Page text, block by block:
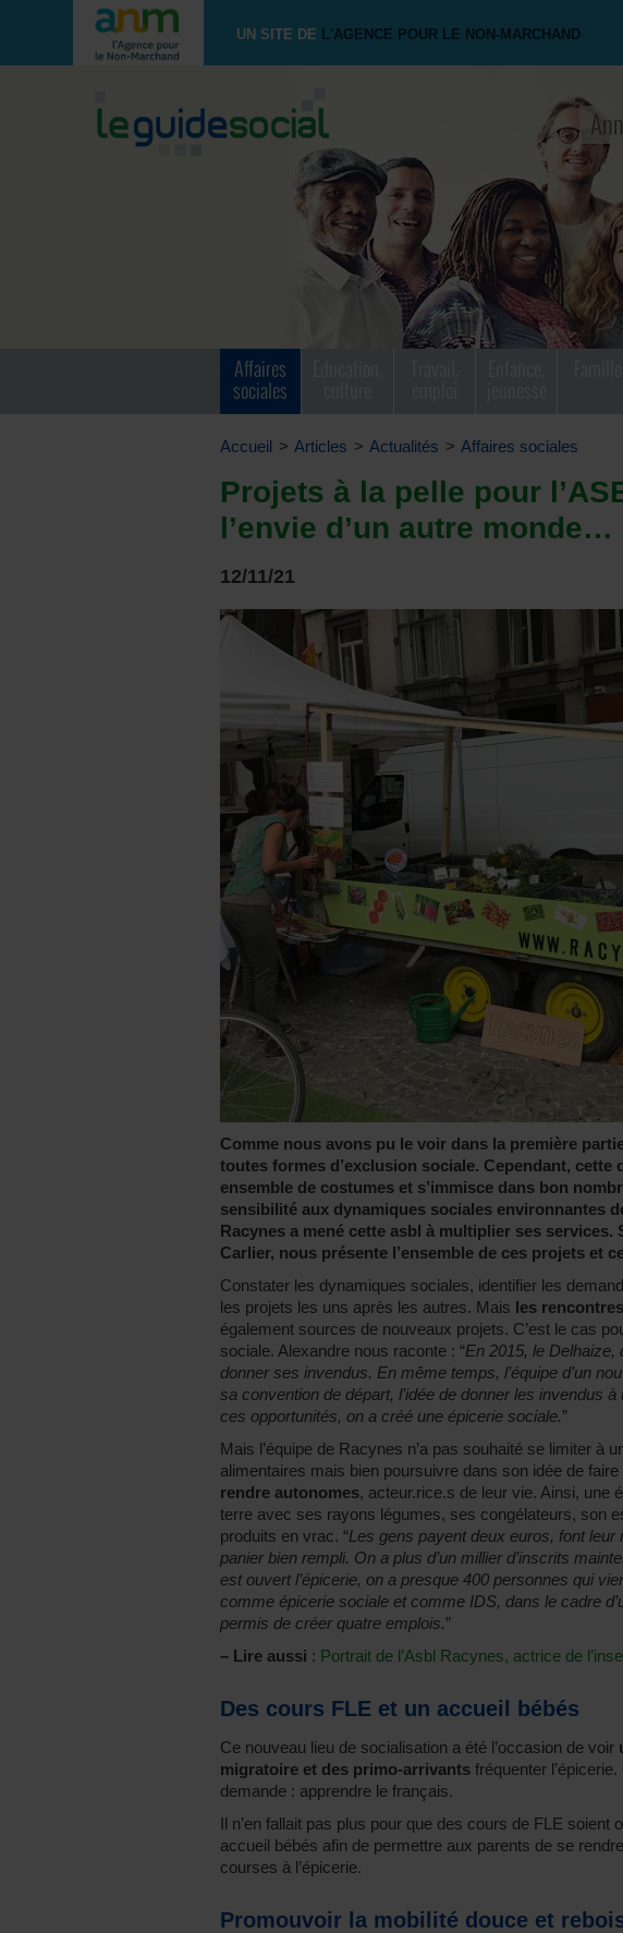
UN SITE DE L'AGENCE POUR LE NON-MARCHAND
Affaires
sociales
Accueil > Articles > Actualités > Affaires sociales
Projets à la pelle pour
l’envie d’un autre monde…
12/11/21
Comme nous avons pu le voir dans la première
toutes formes d’exclusion sociale. Cependant, cette
ensemble de costumes et s’immisce dans bon
sensibilité aux dynamiques sociales environnantes
Racynes a mené cette asbl à multiplier ses services.
Carlier, nous présente l’ensemble de ces projets et
Constater les dynamiques sociales, identifier les
les projets les uns après les autres. Mais les
également sources de nouveaux projets. C’est le cas
sociale. Alexandre nous raconte : “En 2015, le Delhaize,
donner ses invendus. En même temps, l’équipe d’un
sa convention de départ, l’idée de donner les invendus
ces opportunités, on a créé une épicerie sociale.”
Mais l’équipe de Racynes n’a pas souhaité se limiter à
alimentaires mais bien poursuivre dans son idée de
rendre autonomes, acteur.rice.s de leur vie. Ainsi, une
terre avec ses rayons légumes, ses congélateurs, son
produits en vrac. “Les gens payent deux euros, font
panier bien rempli. On a plus d’un millier d’inscrits
est ouvert l’épicerie, on a presque 400 personnes qui
comme épicerie sociale et comme IDS, dans le cadre
permis de créer quatre emplois.”
– Lire aussi : Portrait de l’Asbl Racynes, actrice de
Des cours FLE et un accueil bébés
Ce nouveau lieu de socialisation a été l’occasion de voir
migratoire et des primo-arrivants fréquenter
demande : apprendre le français.
Il n’en fallait pas plus pour que des cours de FLE soient
accueil bébés afin de permettre aux parents de se
courses à l’épicerie.
Promouvoir la mobilité douce et